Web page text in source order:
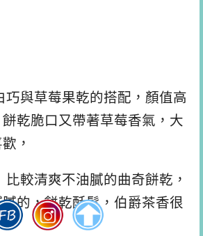
與草莓果乾的搭配，顏值高
乾脆口又帶著草莓香氣，大
，
較清爽不油膩的曲奇餅乾，
的，餅乾酥鬆，伯爵茶香很